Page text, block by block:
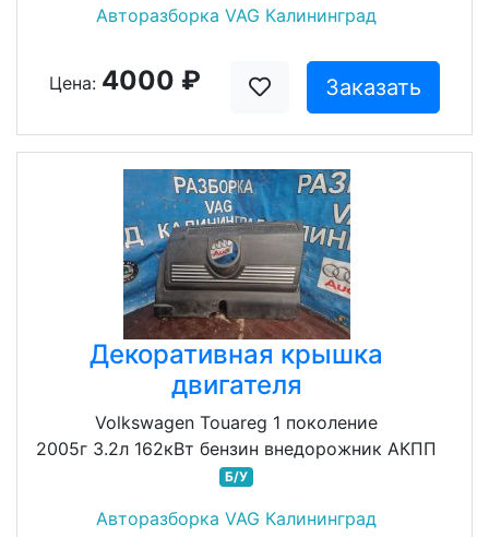
Авторазборка VAG Калининград
Цена: 4000 ₽ Заказать
Декоративная крышка
двигателя
Volkswagen Touareg 1 поколение
2005г 3.2л 162кВт бензин внедорожник АКПП
Б/У
Авторазборка VAG Калининград